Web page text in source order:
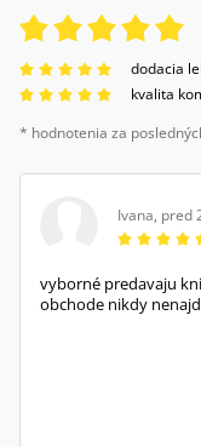
dodacia
kvalita
* hodnotenia za
Ivana, pred
vyborné predavaju
obchode nikdy